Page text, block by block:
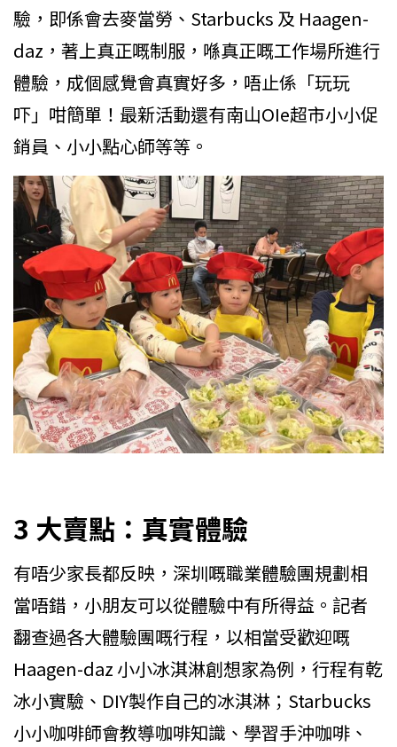
驗，即係會去麥當勞、Starbucks 及 Haagen-
daz，著上真正嘅制服，喺真正嘅工作場所進行
體驗，成個感覺會真實好多，唔止係「玩玩
吓」咁簡單！最新活動還有南山OIe超市小小促
銷員、小小點心師等等。
3 大賣點：真實體驗
有唔少家長都反映，深圳嘅職業體驗團規劃相
當唔錯，小朋友可以從體驗中有所得益。記者
翻查過各大體驗團嘅行程，以相當受歡迎嘅
Haagen-daz 小小冰淇淋創想家為例，行程有乾
冰小實驗、DIY製作自己的冰淇淋；Starbucks
小小咖啡師會教導咖啡知識、學習手沖咖啡、